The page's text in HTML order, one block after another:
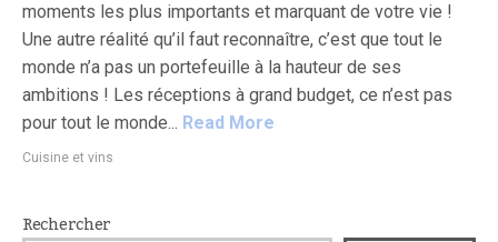
moments les plus importants et marquant de votre vie !
Une autre réalité qu’il faut reconnaître, c’est que tout le
monde n’a pas un portefeuille à la hauteur de ses
ambitions ! Les réceptions à grand budget, ce n’est pas
pour tout le monde... Read More
Cuisine et vins
Rechercher